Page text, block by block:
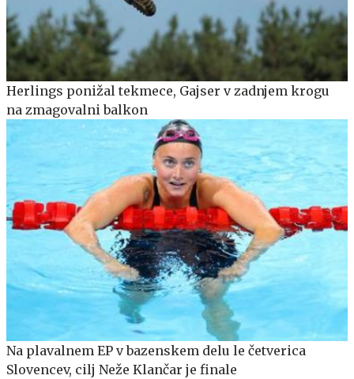
Herlings ponižal tekmece, Gajser v zadnjem krogu
na zmagovalni balkon
Na plavalnem EP v bazenskem delu le četverica
Slovencev, cilj Neže Klančar je finale